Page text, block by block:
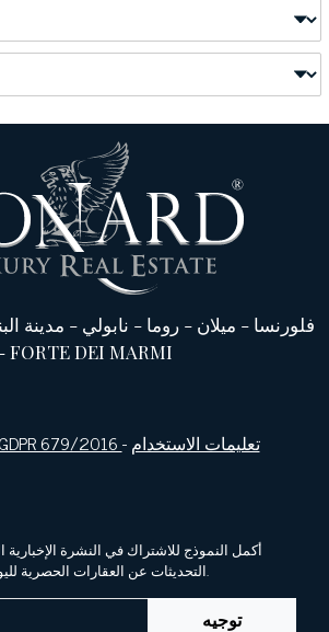
فلورنسا - ميلان - روما - نابولي - مدينة
FORTE DEI MARMI
GDPR 679/2016-تعليمات الاستخدام
أكمل النموذج للاشتراك في النشرة
التحديثات عن العقارات الحصرية لليونارد للعقارات الفاخرة.
توجيه